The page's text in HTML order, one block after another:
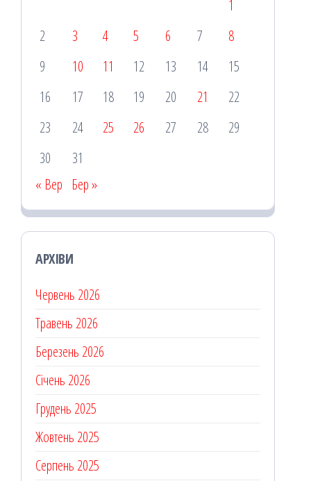
1
2
3 4 5 6 7
8
9
10 11 12 13 14
15
16
17 18 19 20 21
22
23
24 25 26 27 28
29
30
31
« Вер Бер »
АРХІВИ
Червень 2026
Травень 2026
Березень 2026
Січень 2026
Грудень 2025
Жовтень 2025
Серпень 2025